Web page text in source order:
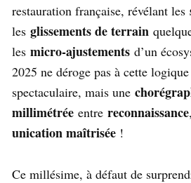
restauration française, révélant les
les glissements de terrain
les micro-ajustements d’un
2025 ne déroge pas à cette
spectaculaire, mais une
millimétrée entre reconnaissance,
unication maîtrisée !
Ce millésime, à défaut de